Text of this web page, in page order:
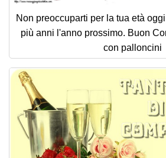
Non preoccuparti per la tua età
più anni l'anno prossimo. Buon
con palloncini